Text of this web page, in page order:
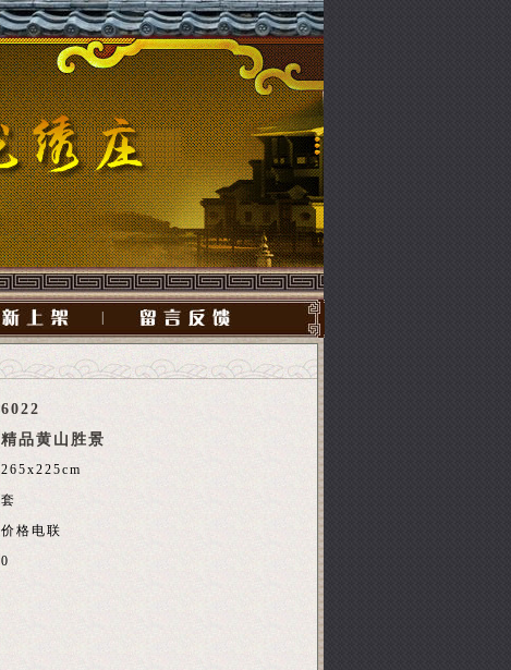
6022
精品黄山胜景
265x225cm
套
价格电联
0